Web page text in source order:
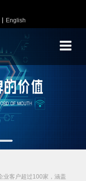
English
业客户超过100家，涵盖